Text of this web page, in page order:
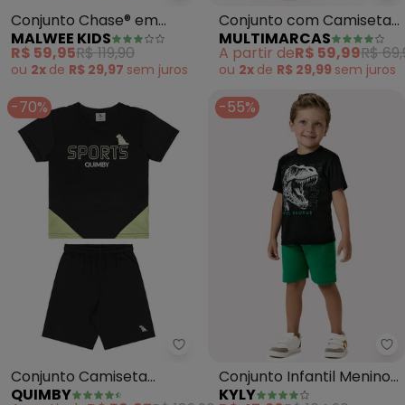
Conjunto Chase® em
Moletinho (Preto)
MALWEE KIDS
R$ 59,95R$ 119,90
ou 2x de R$ 29,97 sem juros
Conjunto com Camiseta
(Preto)
MULTIMARCAS
A partir deR$ 59,99R$
ou 2x de R$ 29,99 sem juros
-70%
Quimby - Conjunto Camiseta
Conjunto Camiseta
Bermuda Dry Fit (Preto)
QUIMBY
-55%
Conjunto Infantil Menino
Dinossauro (Preto)
KYLY